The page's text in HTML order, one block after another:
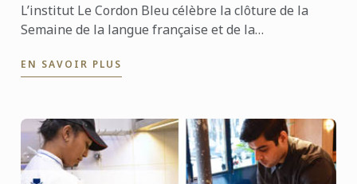
L’institut Le Cordon Bleu célèbre la clôture de la
Semaine de la langue française et de la
fois S.E Madame ...
EN SAVOIR PLUS